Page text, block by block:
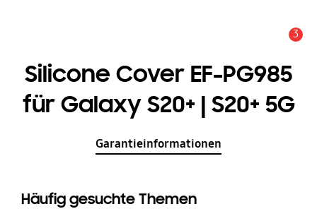
3
Silicone Cover EF-PG985
für Galaxy S20+ | S20+ 5G
Garantieinformationen
Häufig gesuchte Themen